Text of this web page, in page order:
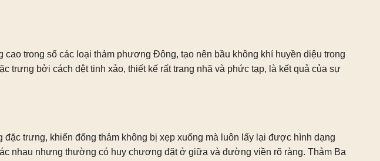
trong số các loại thảm phương Đông, tạo nên bầu không khí huyền diệu trong
trưng bởi cách dệt tinh xảo, thiết kế rất trang nhã và phức tạp, là kết quả của sự
trưng, ​​khiến đống thảm không bị xẹp xuống mà luôn lấy lại được hình dạng
nhau nhưng thường có huy chương đặt ở giữa và đường viền rõ ràng. Thảm Ba